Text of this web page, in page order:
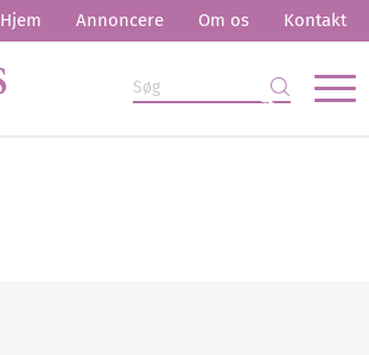
Hjem Annoncere Om os Kontakt